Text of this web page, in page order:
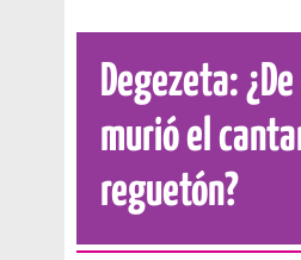
Degezeta:
murió el
reguetón?